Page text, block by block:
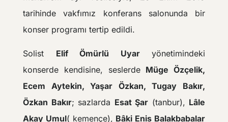
tarihinde vakfımız konferans salonunda bir
konser programı tertip edildi.
Solist Elif Ömürlü Uyaryönetimindeki
konserde kendisine, seslerde Müge Özçelik,
Ecem Aytekin, Yaşar Özkan, Tugay Bakır,
Özkan Bakır; sazlarda Esat Şar (tanbur), Lâle
Akay Umul( kemençe), Bâki Enis Balakbabalar